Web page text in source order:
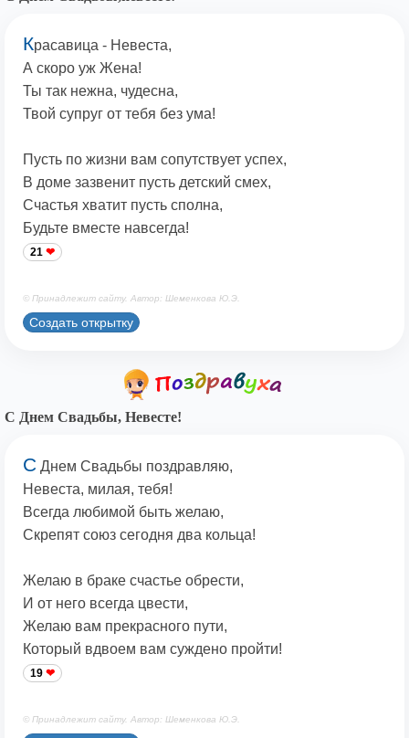
Красавица - Невеста,
А скоро уж Жена!
Ты так нежна, чудесна,
Твой супруг от тебя без ума!
Пусть по жизни вам сопутствует успех,
В доме зазвенит пусть детский смех,
Счастья хватит пусть сполна,
Будьте вместе навсегда!
21
© Принадлежит сайту. Автор: Шеменкова Ю.Э.
Создать открытку
С Днем Свадьбы, Невесте!
С Днем Свадьбы поздравляю,
Невеста, милая, тебя!
Всегда любимой быть желаю,
Скрепят союз сегодня два кольца!
Желаю в браке счастье обрести,
И от него всегда цвести,
Желаю вам прекрасного пути,
Который вдвоем вам суждено пройти!
19
© Принадлежит сайту. Автор: Шеменкова Ю.Э.